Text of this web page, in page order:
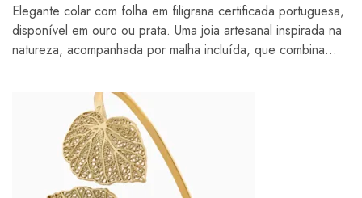
Elegante colar com folha em filigrana certificada portuguesa,
disponível em ouro ou prata. Uma joia artesanal inspirada na
natureza, acompanhada por malha incluída, que combina…